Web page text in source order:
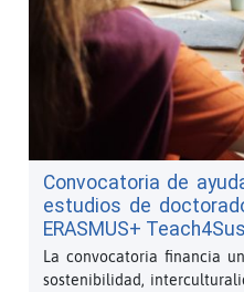
Convocatoria de
estudios de
ERASMUS+
La convocatoria financia
sostenibilidad,